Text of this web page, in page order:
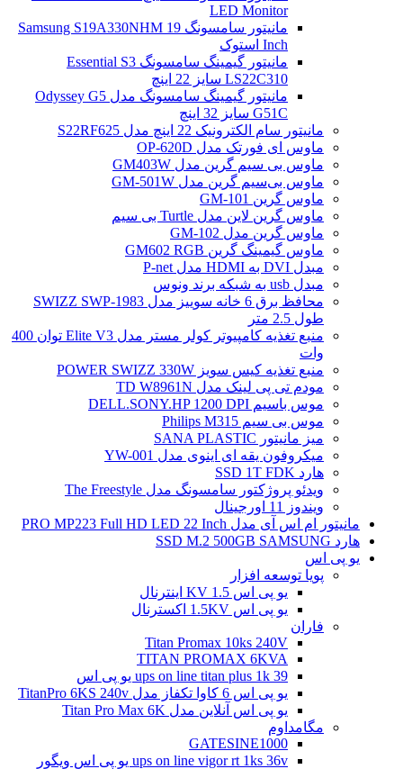
LED Monitor
مانیتور سامسونگ Samsung S19A330NHM 19
Inch استوک
مانیتور گیمینگ سامسونگ Essential S3
LS22C310 سایز 22 اینچ
مانیتور گیمینگ سامسونگ مدل Odyssey G5
G51C سایز 32 اینچ
مانیتور سام الکترونیک 22 اینچ مدل S22RF625
ماوس ای فورتک مدل OP-620D
ماوس بی سیم گرین مدل GM403W
ماوس بی‌سیم گرین مدل GM-501W
ماوس گرین GM-101
ماوس گرین لاین مدل Turtle بی سیم
ماوس گرین مدل GM-102
ماوس گیمینگ گرین GM602 RGB
مبدل DVI به HDMI مدل P-net
مبدل usb به شبکه برند ونوس
محافظ برق 6 خانه سوییز مدل SWIZZ SWP-1983
طول 2.5 متر
منبع تغذیه کامپیوتر کولر مستر مدل Elite V3 توان 400
وات
منبع تغذیه کیس سویز POWER SWIZZ 330W
مودم تی پی لینک مدل TD W8961N
موس باسیم DELL.SONY.HP 1200 DPI
موس بی سیم Philips M315
میز مانیتور SANA PLASTIC
میکروفون یقه ای اینوی مدل YW-001
هارد SSD 1T FDK
ویدئو پروژکتور سامسونگ مدل The Freestyle
ویندوز 11 اورجینال
مانیتور ام اس آی مدل PRO MP223 Full HD LED 22 Inch
هارد SSD M.2 500GB SAMSUNG
یو پی اس
پویا توسعه افزار
یو پی اس 1.5 KV اینترنال
یو پی اس 1.5KV اکسترنال
فاران
Titan Promax 10ks 240V
TITAN PROMAX 6KVA
ups on line titan plus 1k 39 یو پی اس
یو پی اس 6 کاوا تکفاز مدل TitanPro 6KS 240v
یو پی اس آنلاین مدل Titan Pro Max 6K
مگامداوم
GATESINE1000
ups on line vigor rt 1ks 36v یو پی اس ویگور